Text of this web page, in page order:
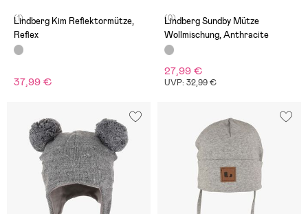
(1)
Lindberg Kim Reflektormütze,
Reflex
37,99 €
(0)
Lindberg Sundby Mütze
Wollmischung, Anthracite
27,99 €
UVP: 32,99 €